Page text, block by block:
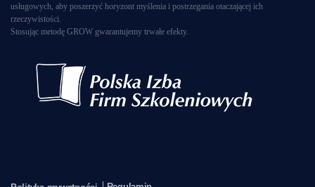
usługowych, aby poszerzyć horyzont myślenia i postrzegania otaczającej ich
rzeczywistości.
Stosując metodę GROW gwarantujemy trwałe efekty.